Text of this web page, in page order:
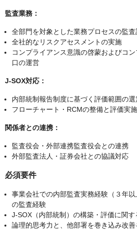
監査業務：
全部門を対象とした業務プロセスの監査
全社的なリスクアセスメントの実施
コンプライアンス意識の啓蒙およびコ
口の運営
J-SOX対応：
内部統制報告制度に基づく評価範囲の選
フローチャート・RCMの整備と評価実施
関係者との連携：
監査役会・外部連携監査役会との連携
外部監査法人・証券会社との協議対応
必須要件
事業会社での内部監査実務経験（３年
の監査経験
J-SOX（内部統制）の構築・評価に関す
論理的思考力と、他部署を巻き込み改